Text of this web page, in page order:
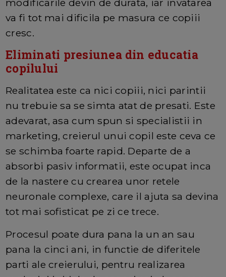
modificarile devin de durata, iar invatarea
va fi tot mai dificila pe masura ce copiii
cresc.
Eliminati presiunea din educatia
copilului
Realitatea este ca nici copiii, nici parintii
nu trebuie sa se simta atat de presati. Este
adevarat, asa cum spun si specialistii in
marketing, creierul unui copil este ceva ce
se schimba foarte rapid. Departe de a
absorbi pasiv informatii, este ocupat inca
de la nastere cu crearea unor retele
neuronale complexe, care il ajuta sa devina
tot mai sofisticat pe zi ce trece.
Procesul poate dura pana la un an sau
pana la cinci ani, in functie de diferitele
parti ale creierului, pentru realizarea